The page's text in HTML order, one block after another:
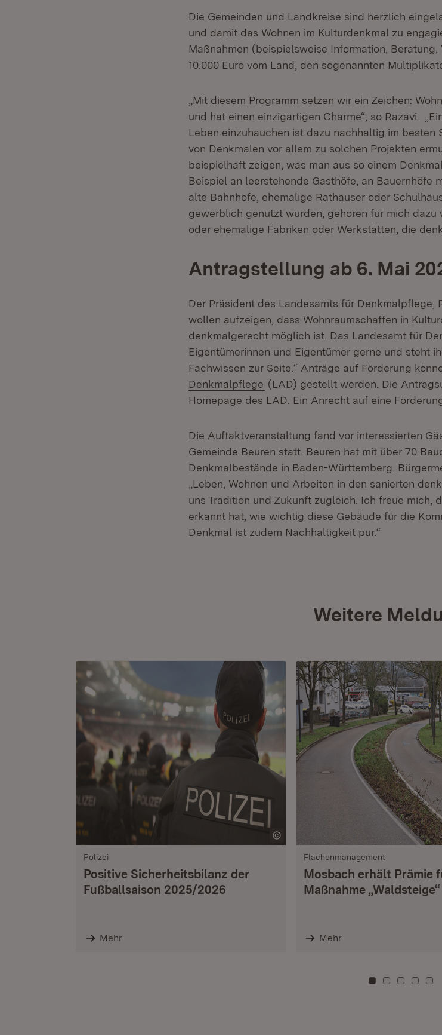
Die Gemeinden und Landkreise sind herzlich
und damit das Wohnen im Kulturdenkmal zu
Maßnahmen (beispielsweise Information,
10.000 Euro vom Land, den sogenannten
„Mit diesem Programm setzen wir ein Zeichen:
und hat einen einzigartigen Charme“, so Razavi.
Leben einzuhauchen ist dazu nachhaltig im besten
von Denkmalen vor allem zu solchen Projekten
beispielhaft zeigen, was man aus so einem
Beispiel an leerstehende Gasthöfe, an Bauernhöfe
alte Bahnhöfe, ehemalige Rathäuser oder
gewerblich genutzt wurden, gehören für mich dazu
oder ehemalige Fabriken oder Werkstätten, die
Antragstellung ab 6. Mai
Der Präsident des Landesamts für Denkmalpflege,
wollen aufzeigen, dass Wohnraumschaffen in
denkmalgerecht möglich ist. Das Landesamt für
Eigentümerinnen und Eigentümer gerne und steht
Fachwissen zur Seite.“ Anträge auf Förderung
Denkmalpflege (Öffnet in neuem Fenster)
(LAD) gestellt werden. Die
Homepage des LAD. Ein Anrecht auf eine
Die Auftaktveranstaltung fand vor interessierten
Gemeinde Beuren statt. Beuren hat mit über 70
Denkmalbestände in Baden-Württemberg.
„Leben, Wohnen und Arbeiten in den sanierten
uns Tradition und Zukunft zugleich. Ich freue mich,
erkannt hat, wie wichtig diese Gebäude für die
Denkmal ist zudem Nachhaltigkeit pur.“
Weitere
Polizei
Positive Sicherheitsbilanz der
Fußballsaison 2025/2026
Mehr
Flächenmanagement
Mosbach erhält Prämie
Maßnahme „Waldsteige“
Mehr
Zu Kachel: 0
Zu Kachel: 3
Zu Zu